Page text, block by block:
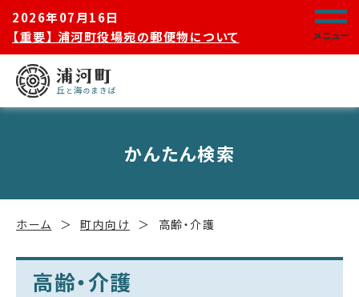
2026年07月16日
【重要】 浦河町役場宛の郵便物について
メニュー
かんたん検索
ホーム 町内向け 高齢・介護
高齢・介護